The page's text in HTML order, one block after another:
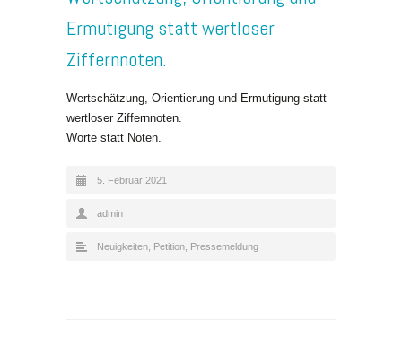
Ermutigung statt wertloser
Ziffernnoten.
Wertschätzung, Orientierung und Ermutigung statt
wertloser Ziffernnoten.
Worte statt Noten.
5. Februar 2021
admin
Neuigkeiten Petition Pressemeldung